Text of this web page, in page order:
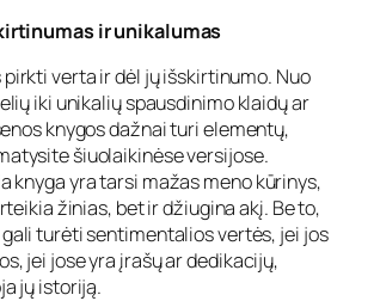
ir unikalumas
pirkti verta ir dėl jų išskirtinumo. Nuo
iki unikalių spausdinimo klaidų ar
knygos dažnai turi elementų,
šiuolaikinėse versijose.
knyga yra tarsi mažas meno kūrinys,
žinias, bet ir džiugina akį. Be to,
turėti sentimentalios vertės, jei jos
jei jose yra įrašų ar dedikacijų,
jų istoriją.